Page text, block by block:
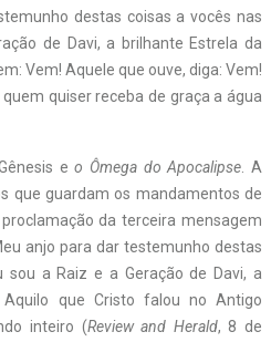
destas coisas a vocês nas
de Davi, a brilhante Estrela da
Vem! Aquele que ouve, diga: Vem!
quiser receba de graça a água
eo Ômega do Apocalipse . A
que guardam os mandamentos de
da terceira mensagem
anjo para dar testemunho destas
sou a Raiz e a Geração de Davi, a
Aquilo que Cristo falou no Antigo
inteiro (Review and Herald, 8 de